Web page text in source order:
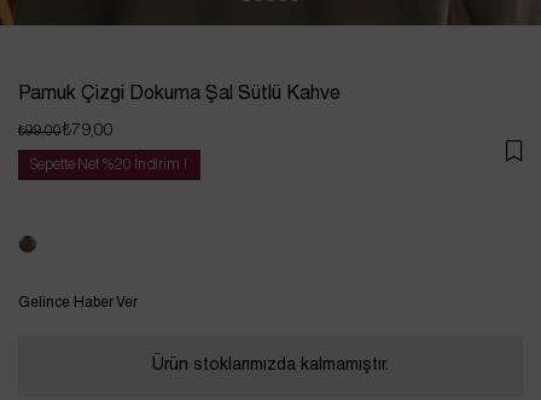
Pamuk Çizgi Dokuma Şal Sütlü Kahve
₺99,00₺79,00
Sepette Net %20 İndirim !
Tükendi
Gelince Haber Ver
Ürün stoklarımızda kalmamıştır.